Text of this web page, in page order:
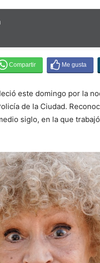
este domingo por la
de la Ciudad.
siglo, en la que